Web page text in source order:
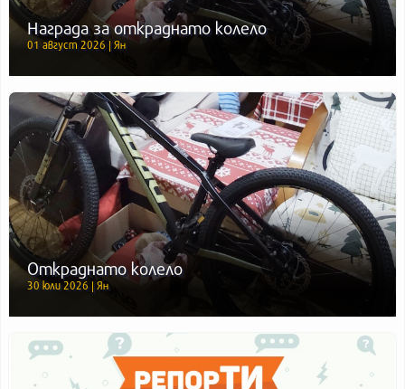
Награда за откраднато колело
01 август 2026 | Ян
Откраднато колело
30 юли 2026 | Ян